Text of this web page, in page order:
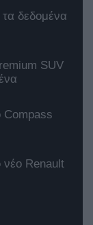
τα δεδομένα
SUV
Compass
Renault